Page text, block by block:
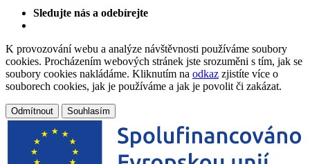
Sledujte nás a odebírejte
K provozování webu a analýze návštěvnosti používáme soubory
cookies. Procházením webových stránek jste srozuměni s tím, jak se
soubory cookies nakládáme. Kliknutím na odkaz zjistíte více o
souborech cookies, jak je používáme a jak je povolit či zakázat.
Odmítnout Souhlasím